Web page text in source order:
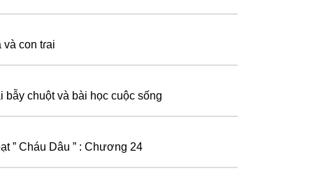
và con tɾai
bẫy chuột và bài học cuộc sống
” Cháu Dâu ” : Chương 24